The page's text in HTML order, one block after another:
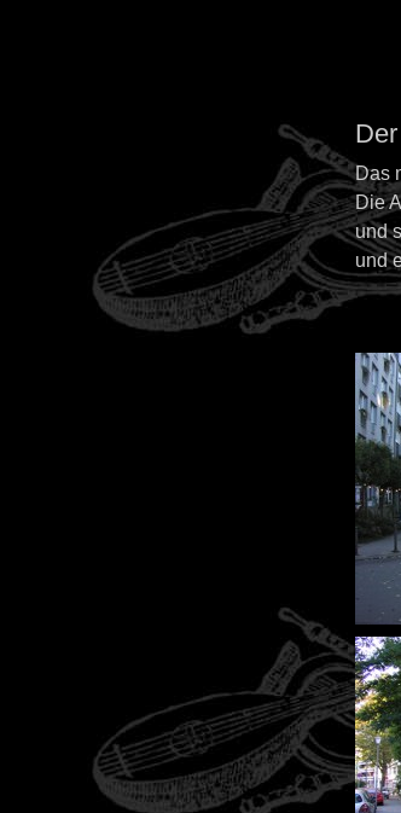
Das
Die
und
und